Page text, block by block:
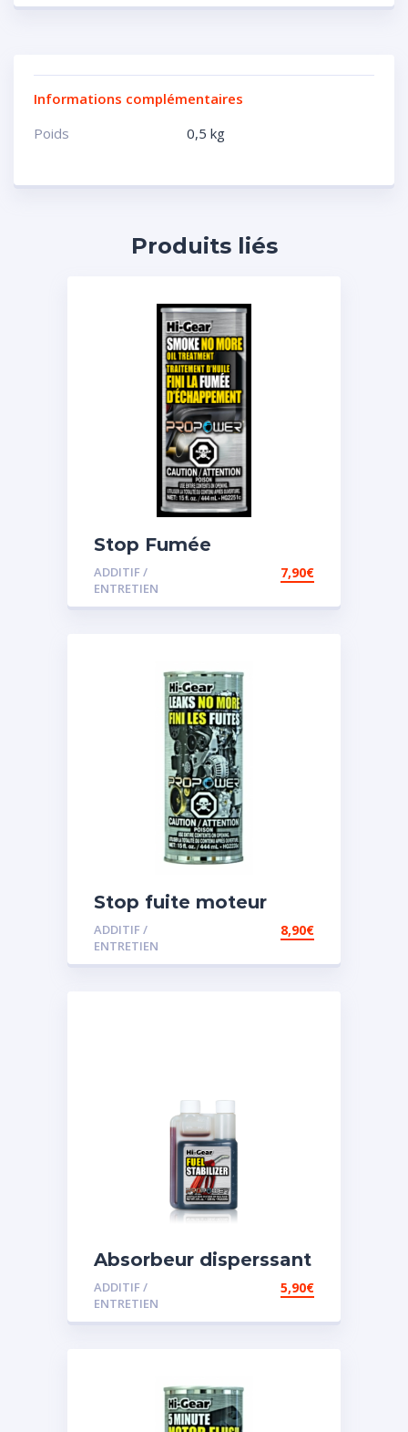
Informations complémentaires
Poids
0,5 kg
Produits liés
Stop Fumée
ADDITIF /
ENTRETIEN
7,90€
Stop fuite moteur
ADDITIF /
ENTRETIEN
8,90€
Absorbeur disperssant
d’eau pour carburant
ADDITIF /
ENTRETIEN
5,90€